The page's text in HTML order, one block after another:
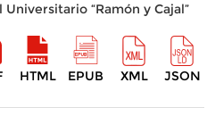
“Ramón y Cajal”
HTML EPUB XML JSON